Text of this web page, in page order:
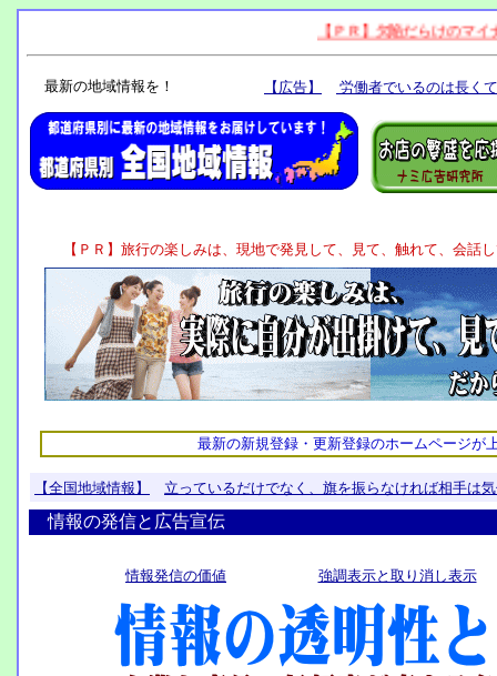
最新の地域情報を！
最新の新規登録・更新登録のホームページが
情報の発信と広告宣伝
情報発信の価値 強調表示と取り消し表示